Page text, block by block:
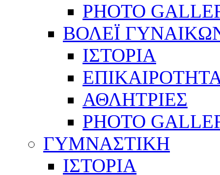
PHOTO
ΒΟΛΕΪ
ΙΣΤΟΡΙΑ
ΑΘΛΗΤΡΙΕΣ
PHOTO
ΓΥΜΝΑΣΤΙΚΗ
ΙΣΤΟΡΙΑ